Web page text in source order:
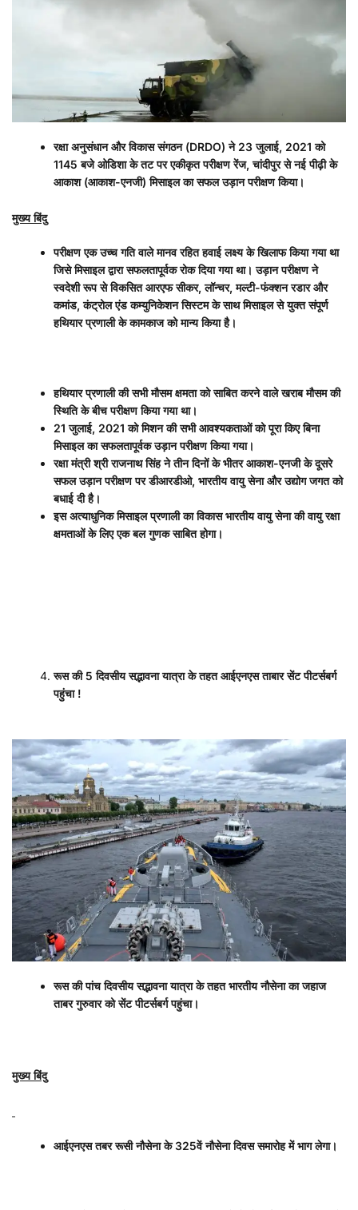
रक्षा अनुसंधान और विकास संगठन (DRDO)ने 23जुलाई, 2021को
1145बजे ओडिशा के तट पर एकीकृत परीक्षण रेंज,चांदीपुर से नई पीढ़ी के
आकाश (आकाश-एनजी) मिसाइल का सफल उड़ान परीक्षण किया।
मुख्य बिंदु
परीक्षण एक उच्च गति वाले मानव रहित हवाई लक्ष्य के खिलाफ किया गया था
जिसे मिसाइल द्वारा सफलतापूर्वक रोक दिया गया था। उड़ान परीक्षण ने
स्वदेशी रूप से विकसित आरएफ सीकर,लॉन्चर,मल्टी-फंक्शन रडार और
कमांड,कंट्रोल एंड कम्युनिकेशन सिस्टम के साथ मिसाइल से युक्त संपूर्ण
हथियार प्रणाली के कामकाज को मान्य किया है।
हथियार प्रणाली की सभी मौसम क्षमता को साबित करने वाले खराब मौसम की
स्थिति के बीच परीक्षण किया गया था।
21 जुलाई, 2021 को मिशन की सभी आवश्यकताओं को पूरा किए बिना
मिसाइल का सफलतापूर्वक उड़ान परीक्षण किया गया।
रक्षा मंत्री श्री राजनाथ सिंह ने तीन दिनों के भीतर आकाश-एनजी के दूसरे
सफल उड़ान परीक्षण पर डीआरडीओ,भारतीय वायु सेना और उद्योग जगत को
बधाई दी है।
इस अत्याधुनिक मिसाइल प्रणाली का विकास भारतीय वायु सेना की वायु रक्षा
क्षमताओं के लिए एक बल गुणक साबित होगा।
रूस की5दिवसीय सद्भावना यात्रा के तहत आईएनएस ताबार सेंट पीटर्सबर्ग
पहुंचा!
रूस की पांच दिवसीय सद्भावना यात्रा के तहत भारतीय नौसेना का जहाज
ताबर गुरुवार को सेंट पीटर्सबर्ग पहुंचा।
मुख्य बिंदु
आईएनएस तबर रूसी नौसेना के325वें नौसेना दिवस समारोह में भाग लेगा।